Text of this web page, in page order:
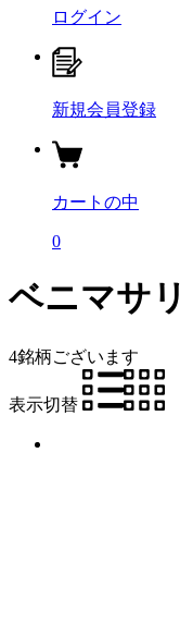
ログイン
新規会員登録
カートの中
0
ベニマサ
4銘柄ございます
表示切替